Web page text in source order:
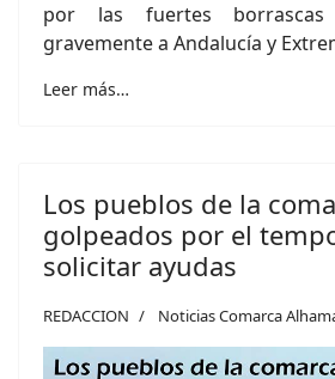
por las fuertes
gravemente a Andalucía y
Leer más…
Los pueblos de la
golpeados por el
solicitar ayudas
REDACCION Noticias Comarca